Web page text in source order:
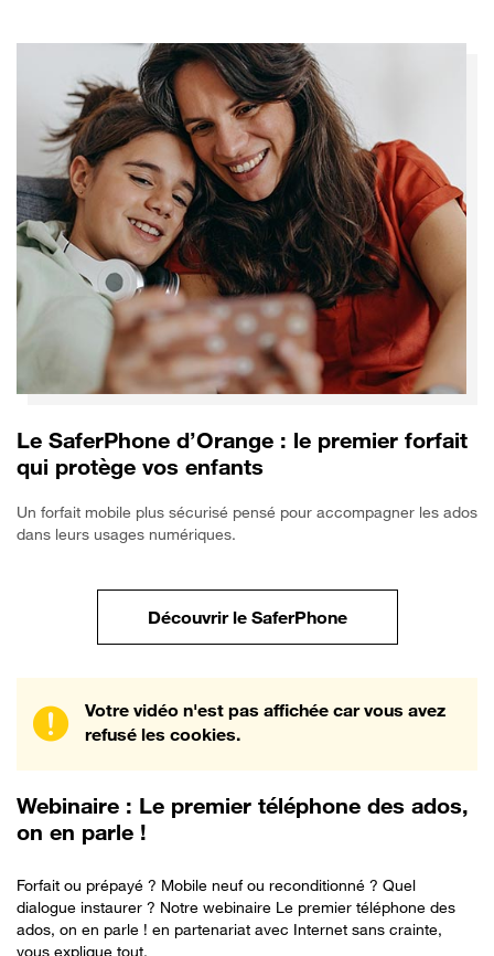
Le SaferPhone d’Orange : le premier forfait
qui protège vos enfants
Un forfait mobile plus sécurisé pensé pour accompagner les ados
dans leurs usages numériques.
Découvrir le SaferPhoneChoisir un forfait
Votre vidéo n'est pas affichée car vous avez
refusé les cookies.
Webinaire : Le premier téléphone des ados,
on en parle !
Forfait ou prépayé ? Mobile neuf ou reconditionné ? Quel
dialogue instaurer ? Notre webinaire Le premier téléphone des
ados, on en parle ! en partenariat avec Internet sans crainte,
vous explique tout.